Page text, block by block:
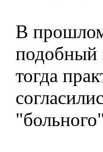
В
подобный
тогда